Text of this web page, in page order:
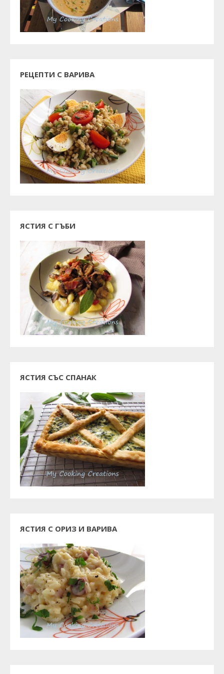
РЕЦЕПТИ С ВАРИВА
ЯСТИЯ С ГЪБИ
ЯСТИЯ СЪС СПАНАК
ЯСТИЯ С ОРИЗ И ВАРИВА